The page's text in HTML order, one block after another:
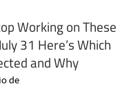
Working on These
31 Here’s Which
and Why
de